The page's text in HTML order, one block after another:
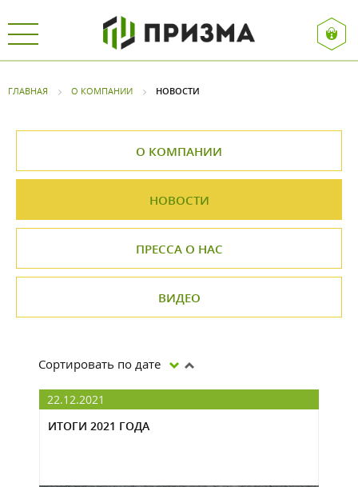
ГЛАВНАЯ О КОМПАНИИ НОВОСТИ
О КОМПАНИИ
НОВОСТИ
ПРЕССА О НАС
ВИДЕО
Сортировать по дате
22.12.2021
ИТОГИ 2021 ГОДА